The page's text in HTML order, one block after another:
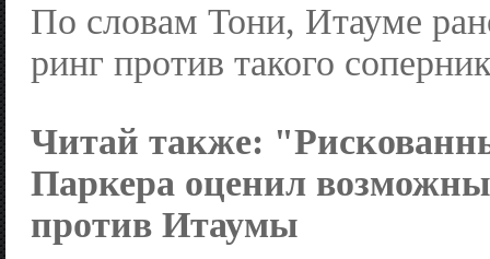
По словам Тони, Итауме
ринг против такого
Читай также:
Паркера оценил
против Итаумы